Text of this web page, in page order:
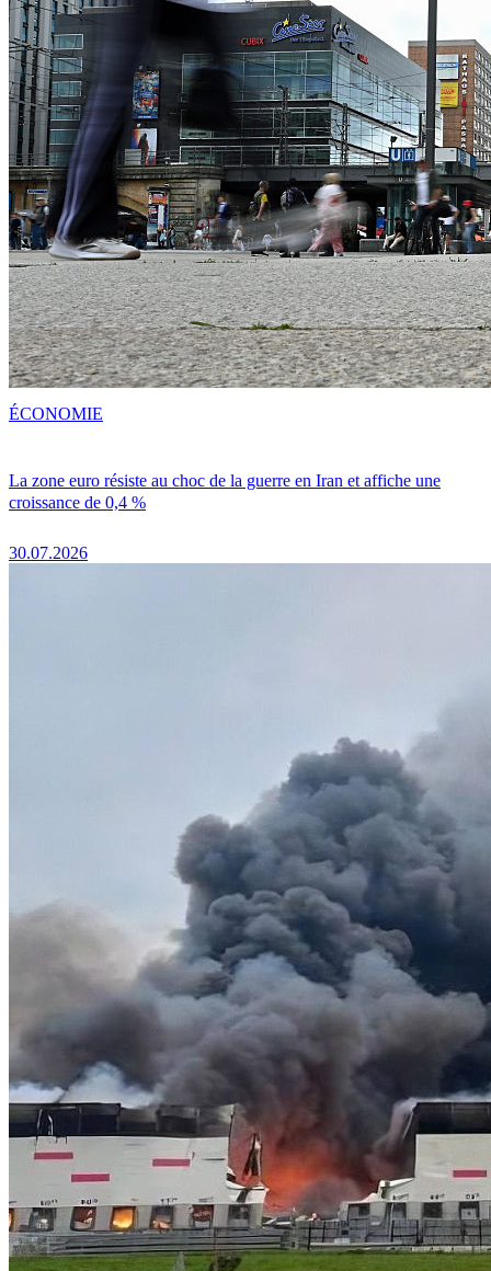
La zone euro résiste au choc de la guerre en Iran et affiche une
croissance de 0,4 %
30.07.2026
ÉCONOMIE